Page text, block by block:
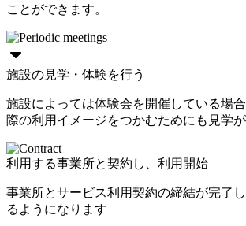
ことができます。
施設の見学・体験を行う
施設によっては体験会を開催している場
際の利用イメージをつかむためにも見学
利用する事業所と契約し、利用開始
事業所とサービス利用契約の締結が完了
るようになります